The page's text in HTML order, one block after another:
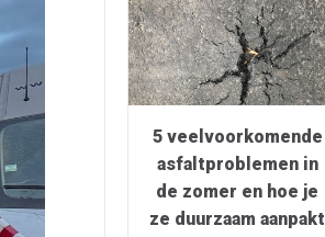
5 veelvoorkomende
asfaltproblemen in
de zomer en hoe je
ze duurzaam aanpakt